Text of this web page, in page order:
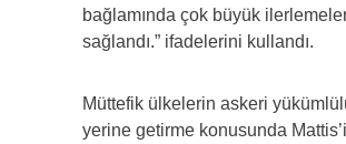
bağlamında çok büyük
sağlandı.” ifadelerini kullandı.
Müttefik ülkelerin askeri
yerine getirme konusunda